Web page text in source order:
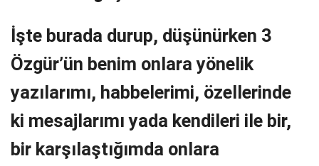
İşte burada durup, düşünürken 3
Özgür’ün benim onlara yönelik
yazılarımı, habbelerimi, özellerinde
ki mesajlarımı yada kendileri ile bir,
bir karşılaştığımda onlara